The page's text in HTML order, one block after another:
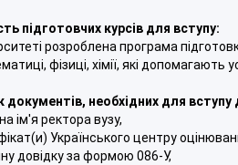
підготовчих курсів для вступу:
розроблена програма
фізиці, хімії, які допомагають
документів, необхідних для вступу
iм'я ректора вузу,
Українського центру
довiдку за формою 086-У,